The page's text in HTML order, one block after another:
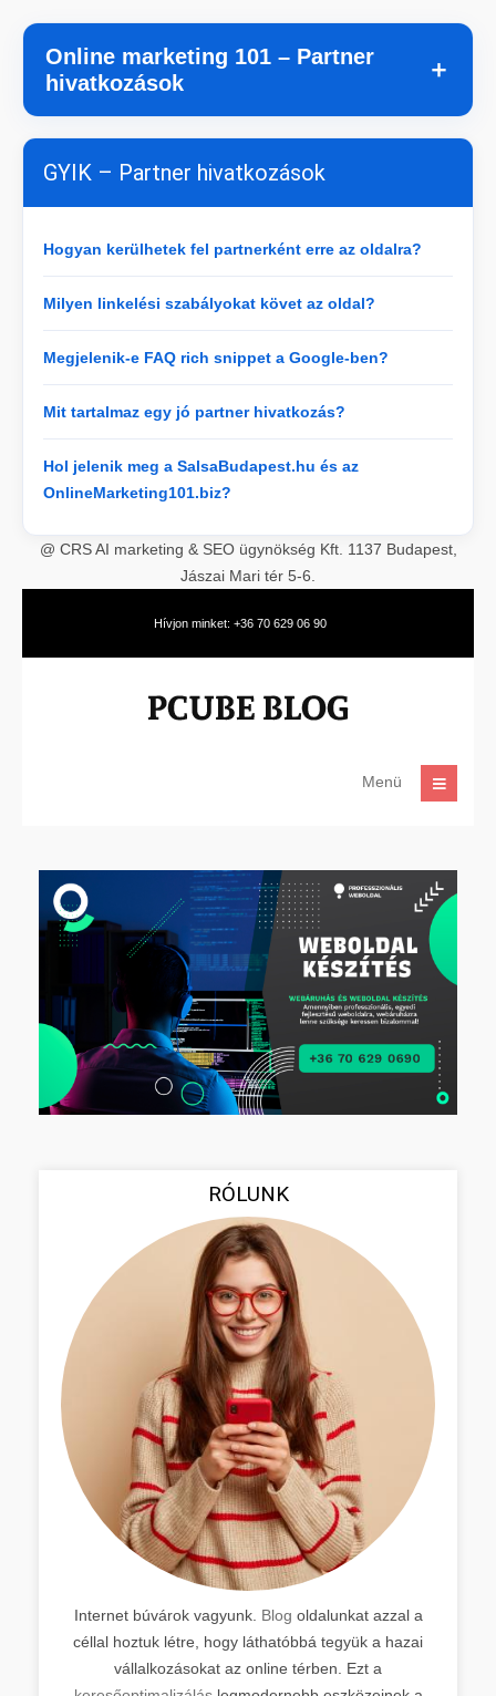
Online marketing 101 – Partner
hivatkozások
＋
GYIK – Partner hivatkozások
Hogyan kerülhetek fel partnerként erre az oldalra?
Milyen linkelési szabályokat követ az oldal?
Megjelenik-e FAQ rich snippet a Google-ben?
Mit tartalmaz egy jó partner hivatkozás?
Hol jelenik meg a SalsaBudapest.hu és az
OnlineMarketing101.biz?
@ CRS AI marketing & SEO ügynökség Kft. 1137 Budapest,
Jászai Mari tér 5-6.
Hívjon minket: +36 70 629 06 90
Menü
RÓLUNK
Internet búvárok vagyunk. Blog oldalunkat azzal a
céllal hoztuk létre, hogy láthatóbbá tegyük a hazai
vállalkozásokat az online térben. Ezt a